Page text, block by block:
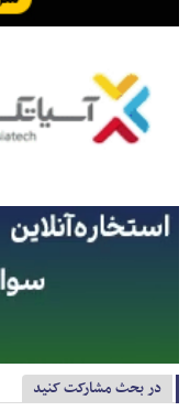
در بحث مشارکت کنید